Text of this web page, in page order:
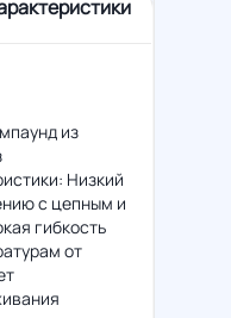
из
Низкий
с цепным и
гибкость
от